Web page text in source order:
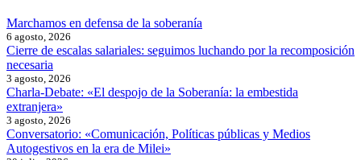
Marchamos en defensa de la soberanía
6 agosto, 2026
Cierre de escalas salariales: seguimos luchando por la recomposición
necesaria
3 agosto, 2026
Charla-Debate: «El despojo de la Soberanía: la embestida
extranjera»
3 agosto, 2026
Conversatorio: «Comunicación, Políticas públicas y Medios
Autogestivos en la era de Milei»